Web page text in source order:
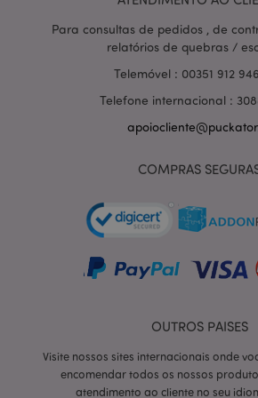
Para consultas de pedidos , de
relatórios de quebras /
Telemóvel : 00351 912
Telefone internacional :
COMPRAS
OUTROS PAISES
Visite nossos sites internacionais onde
encomendar todos os nossos
atendimento ao cliente no seu
Nome
mage-cache-storage-section-
invalidation
PHPSESSID
Google